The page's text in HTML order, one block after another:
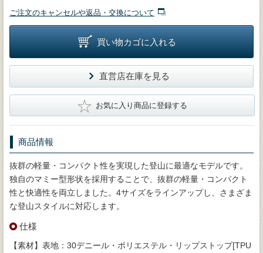
ご注文のキャンセルや返品・交換について
買い物カゴに入れる
直営店在庫を見る
★ お気に入り商品に登録する
商品情報
抜群の軽量・コンパクト性を実現した登山に最適なモデルです。
独自のマミー型形状を採用することで、抜群の軽量・コンパクト
性と快適性を両立しました。4サイズをラインアップし、さまざま
な登山スタイルに対応します。
仕様
【素材】表地：30デニール・ポリエステル・リップストップ[TPU